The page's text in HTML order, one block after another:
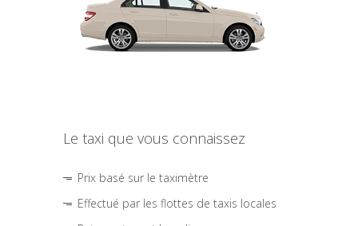
Le taxi que vous connaissez
Prix basé sur le taximètre
Effectué par les flottes de taxis locales